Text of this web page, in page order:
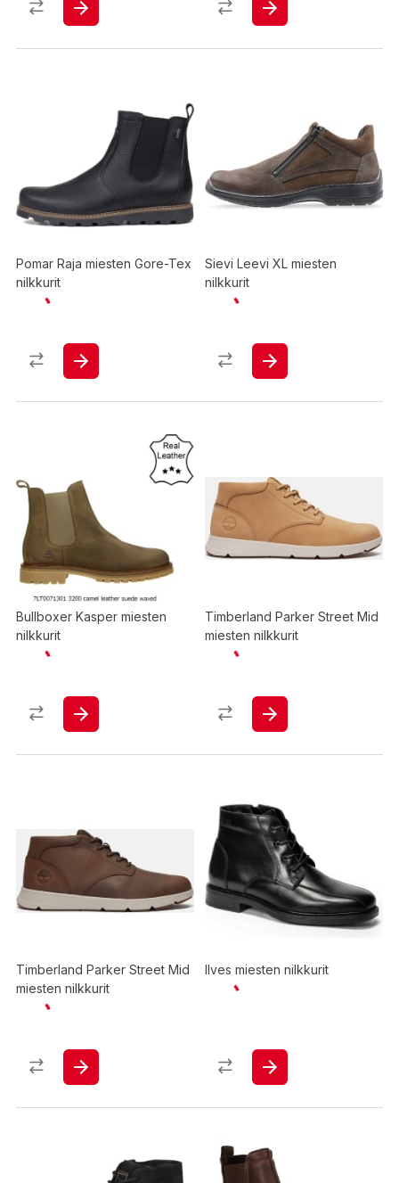
Pomar Raja miesten Gore-Tex
nilkkurit
Sievi Leevi XL miesten
nilkkurit
Bullboxer Kasper miesten
nilkkurit
Timberland Parker Street Mid
miesten nilkkurit
Timberland Parker Street Mid
miesten nilkkurit
Ilves miesten nilkkurit